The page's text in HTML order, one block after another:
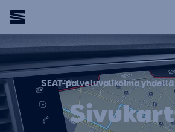
SEAT-palveluvalikoima